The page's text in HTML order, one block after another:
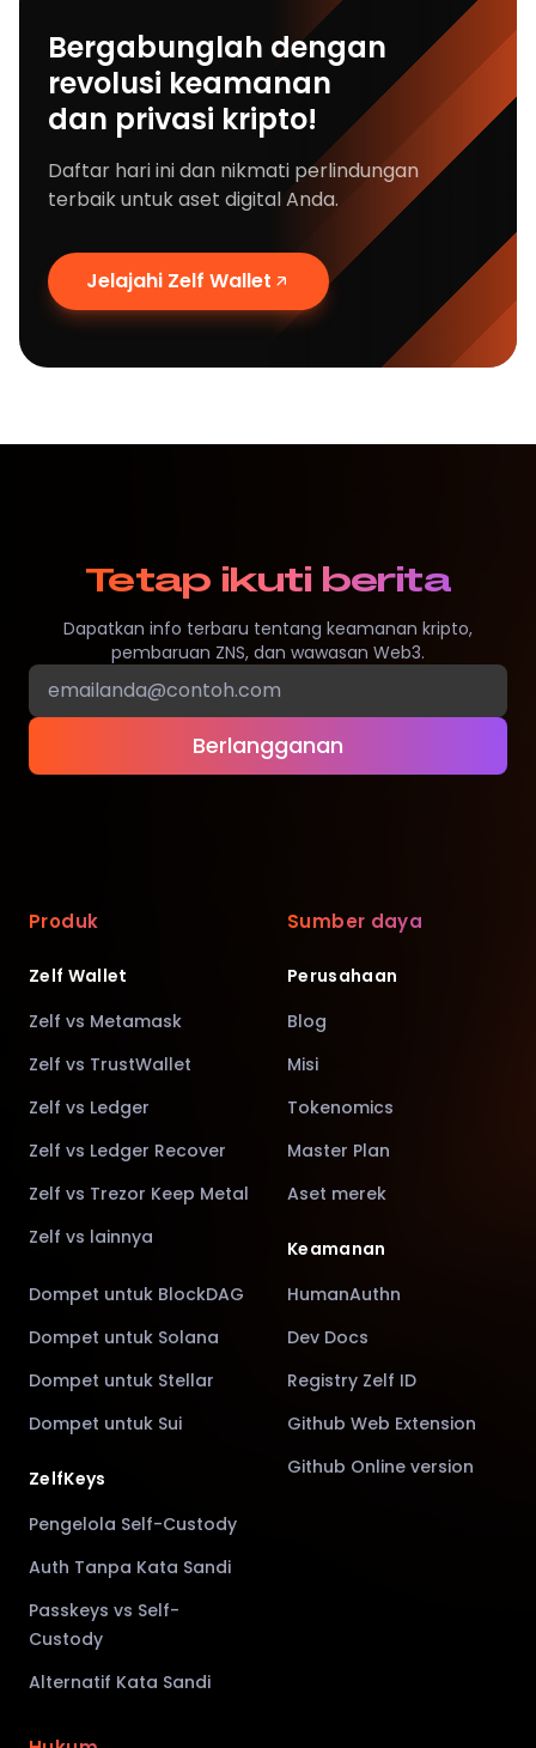
Bergabunglah dengan
revolusi keamanan
dan privasi kripto!
Daftar hari ini dan nikmati perlindungan
terbaik untuk aset digital Anda.
Jelajahi Zelf Wallet
Tetap ikuti berita
Dapatkan info terbaru tentang keamanan kripto,
pembaruan ZNS, dan wawasan Web3.
Berlangganan
Produk
Zelf Wallet
Zelf vs Metamask
Zelf vs TrustWallet
Zelf vs Ledger
Zelf vs Ledger Recover
Zelf vs Trezor Keep Metal
Zelf vs lainnya
Dompet untuk BlockDAG
Dompet untuk Solana
Dompet untuk Stellar
Dompet untuk Sui
ZelfKeys
Pengelola Self-Custody
Auth Tanpa Kata Sandi
Passkeys vs Self-
Custody
Alternatif Kata Sandi
Sumber daya
Perusahaan
Blog
Misi
Tokenomics
Master Plan
Aset merek
Keamanan
HumanAuthn
Dev Docs
Registry Zelf ID
Github Web Extension
Github Online version